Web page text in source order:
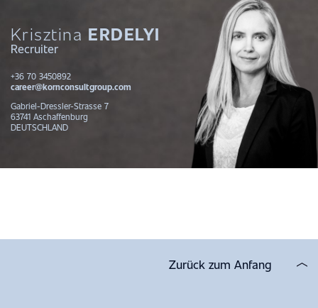
Krisztina ERDELYI
Recruiter
+36 70 3450892
career@kornconsultgroup.com
Gabriel-Dressler-Strasse 7
63741 Aschaffenburg
DEUTSCHLAND
Zurück zum Anfang